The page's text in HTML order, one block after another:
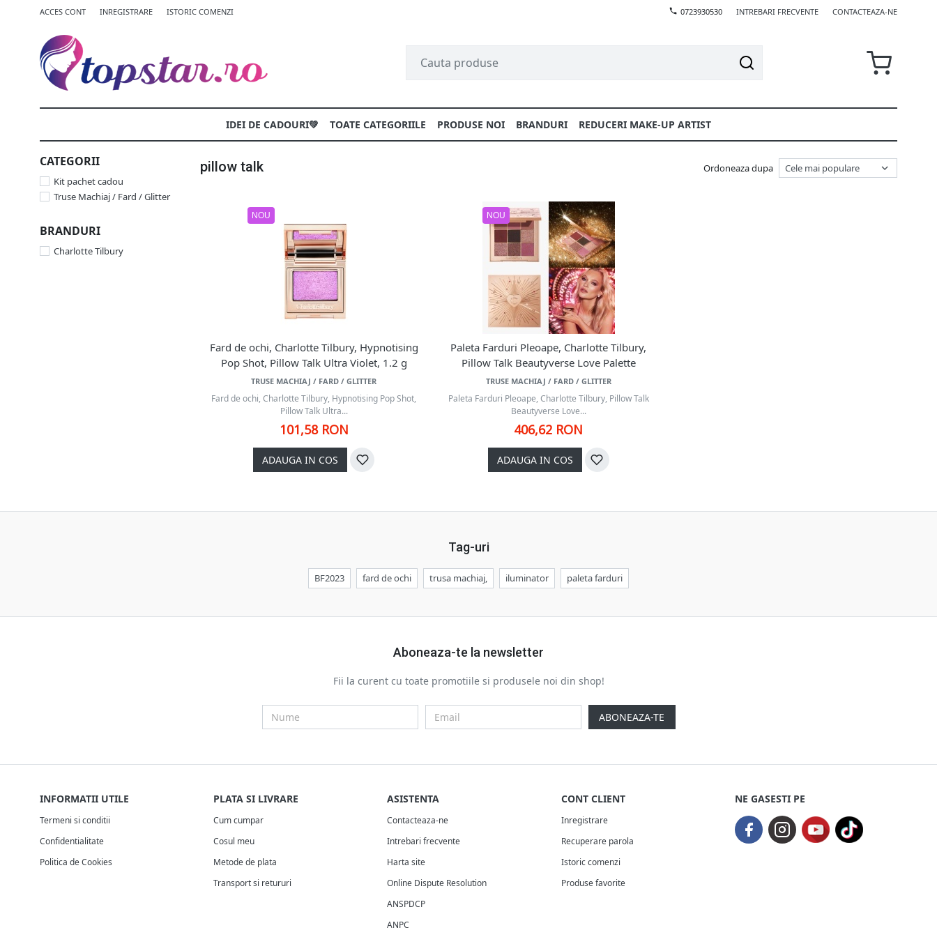
ACCES CONT INREGISTRARE ISTORIC COMENZI 0723930530 INTREBARI FRECVENTE CONTACTEAZA-NE
IDEI DE CADOURI💚 TOATE CATEGORIILE PRODUSE NOI BRANDURI REDUCERI MAKE-UP ARTIST
CATEGORII
Kit pachet cadou
Truse Machiaj / Fard / Glitter
BRANDURI
Charlotte Tilbury
pillow talk Ordoneaza dupa
NOU
Fard de ochi, Charlotte Tilbury, Hypnotising
Pop Shot, Pillow Talk Ultra Violet, 1.2 g
TRUSE MACHIAJ / FARD / GLITTER
Fard de ochi, Charlotte Tilbury, Hypnotising Pop Shot,
Pillow Talk Ultra...
101,58 RON
ADAUGA IN COS
NOU
Paleta Farduri Pleoape, Charlotte Tilbury,
Pillow Talk Beautyverse Love Palette
TRUSE MACHIAJ / FARD / GLITTER
Paleta Farduri Pleoape, Charlotte Tilbury, Pillow Talk
Beautyverse Love...
406,62 RON
ADAUGA IN COS
Tag-uri
BF2023 fard de ochi trusa machiaj, iluminator paleta farduri
Aboneaza-te la newsletter
Fii la curent cu toate promotiile si produsele noi din shop!
ABONEAZA-TE
INFORMATII UTILE
Termeni si conditii
Confidentialitate
Politica de Cookies
PLATA SI LIVRARE
Cum cumpar
Cosul meu
Metode de plata
Transport si retururi
ASISTENTA
Contacteaza-ne
Intrebari frecvente
Harta site
Online Dispute Resolution
ANSPDCP
ANPC
CONT CLIENT
Inregistrare
Recuperare parola
Istoric comenzi
Produse favorite
NE GASESTI PE